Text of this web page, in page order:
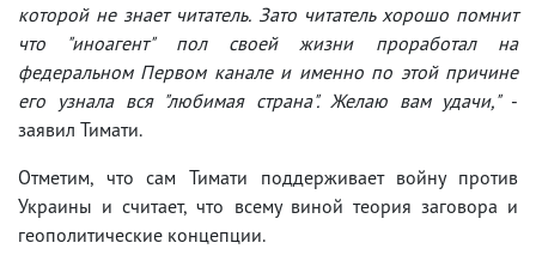
которой не знает читатель. Зато читатель хорошо помнит
что "иноагент" пол своей жизни проработал на
федеральном Первом канале и именно по этой причине
его узнала вся "любимая страна". Желаю вам удачи,"-
заявил Тимати.
Отметим, что сам Тимати поддерживает войну против
Украины и считает, что всему виной теория заговора и
геополитические концепции.